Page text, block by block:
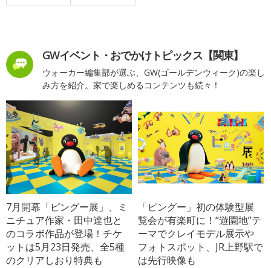
GWイベント・おでかけトピックス【関東】
ウォーカー編集部が選ぶ、GW(ゴールデンウィーク)の楽し
み方を紹介。家で楽しめるコンテンツも続々！
7月開幕「ピングー展」、ミ
ニチュア作家・田中達也と
のコラボ作品が登場！チケ
ットは5月23日発売、全5種
のクリアしおり特典も
「ピングー」初の体験型展
覧会が有楽町に！“遊園地”テ
ーマでクレイモデル展示や
フォトスポット、JR上野駅で
は先行映像も